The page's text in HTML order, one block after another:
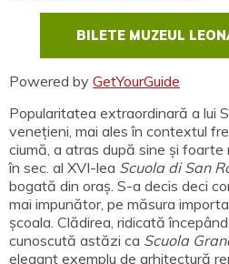
BILETE MUZEUL
Powered by GetYourGuide
Popularitatea extraordinară a lui
venețieni, mai ales în contextul
ciumă, a atras după sine și
în sec. al XVI-lea Scuola di San
bogată din oraș. S-a decis deci
mai impunător, pe măsura
școala. Clădirea, ridicată
cunoscută astăzi ca Scuola
elegant exemplu de arhitectură